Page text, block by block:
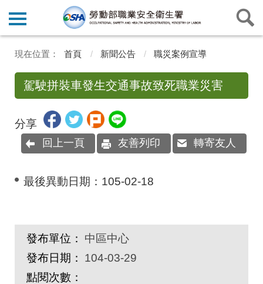
首頁 新聞公告 職災案例宣導
駕駛拼裝車發生交通事故致死職業災害
分享
回上一頁 友善列印 轉寄友人
最後異動日期： 105-02-18
發布單位：
中區中心
發布日期：
104-03-29
點閱次數：